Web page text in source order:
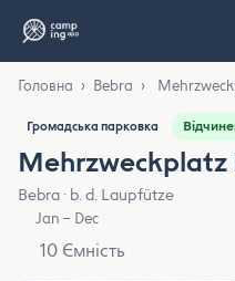
Головна › Bebra ›
Громадська парковка
Mehrzweckplatz
Bebra · b. d. Laupfütze
Jan – Dec
10 Ємність